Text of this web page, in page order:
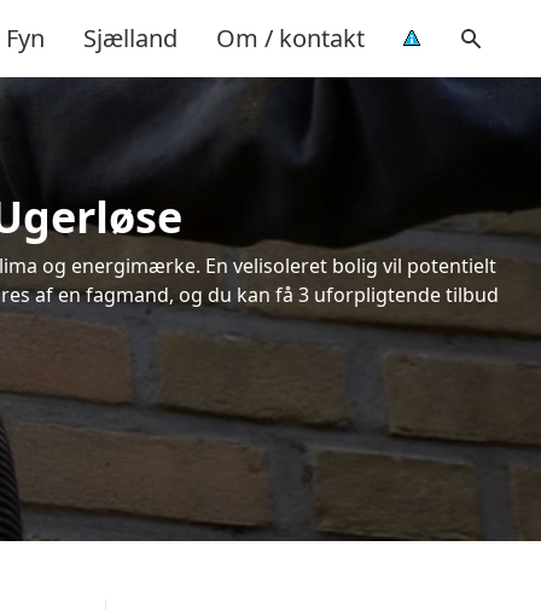
Fyn Sjælland Om / kontakt
og energimærke. En velisoleret bolig vil potentielt
af en fagmand, og du kan få 3 uforpligtende tilbud